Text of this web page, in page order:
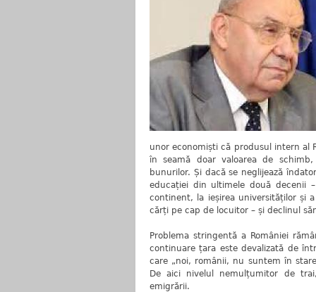
unor economiști că produsul intern al
în seamă doar valoarea de
bunurilor. Și dacă se neglijează
educației din ultimele două decenii
continent, la ieșirea universităților și
cărți pe cap de locuitor – și declinul
Problema stringentă a României
continuare țara este devalizată de
care „noi, românii, nu suntem în
De aici nivelul nemulțumitor de
emigrării.